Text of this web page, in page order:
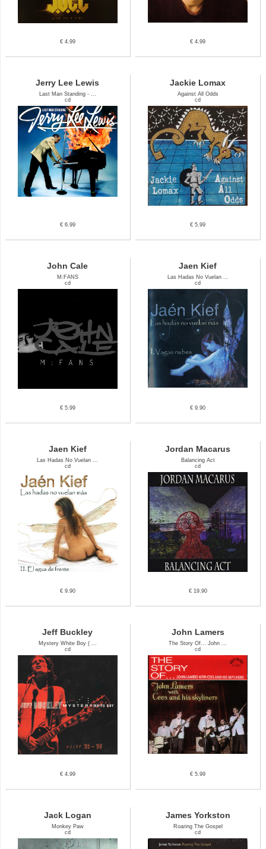
€ 4.99 € 4.99
Jerry Lee Lewis
Last Man Standing - ...
cd
€ 6.99
Jackie Lomax
Against All Odds
cd
€ 5.99
John Cale
M:FANS
cd
€ 5.99
Jaen Kief
Las Hadas No Vuelan ...
cd
€ 9.90
Jaen Kief
Las Hadas No Vuelan ...
cd
€ 9.90
Jordan Macarus
Balancing Act
cd
€ 19.90
Jeff Buckley
Mystery White Boy ( ...
cd
€ 4.99
John Lamers
The Story Of... John ...
cd
€ 5.99
Jack Logan
Monkey Paw
cd
James Yorkston
Roaring The Gospel
cd